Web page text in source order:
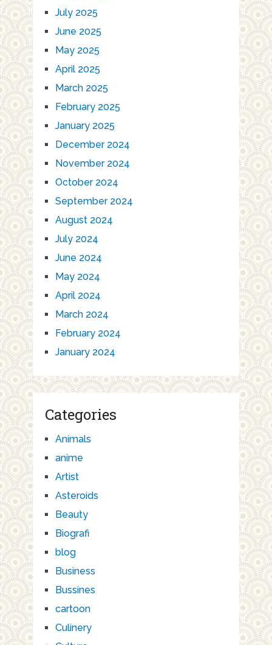
July 2025
June 2025
May 2025
April 2025
March 2025
February 2025
January 2025
December 2024
November 2024
October 2024
September 2024
August 2024
July 2024
June 2024
May 2024
April 2024
March 2024
February 2024
January 2024
Categories
Animals
anime
Artist
Asteroids
Beauty
Biografi
blog
Business
Bussines
cartoon
Culinery